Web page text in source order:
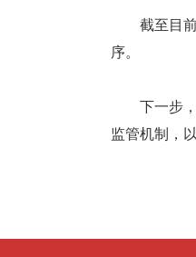
截至目前
序。
下一步，
监管机制，